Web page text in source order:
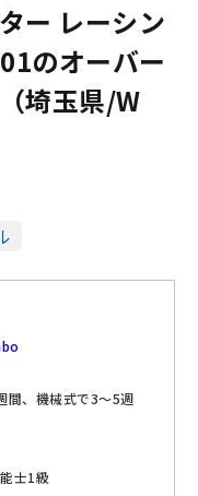
ー レーシン
のオーバー
埼玉県/W
間、機械式で3～5週
士1級